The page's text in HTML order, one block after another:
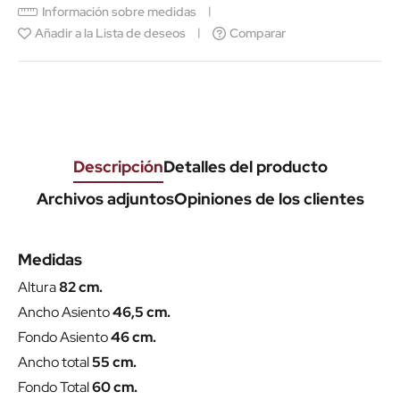
Información sobre medidas
Añadir a la Lista de deseos
Comparar
DescripciónDetalles del producto
Archivos adjuntosOpiniones de los clientes
Medidas
Altura82 cm.
Ancho Asiento46,5 cm.
Fondo Asiento46 cm.
Ancho total55 cm.
Fondo Total60 cm.